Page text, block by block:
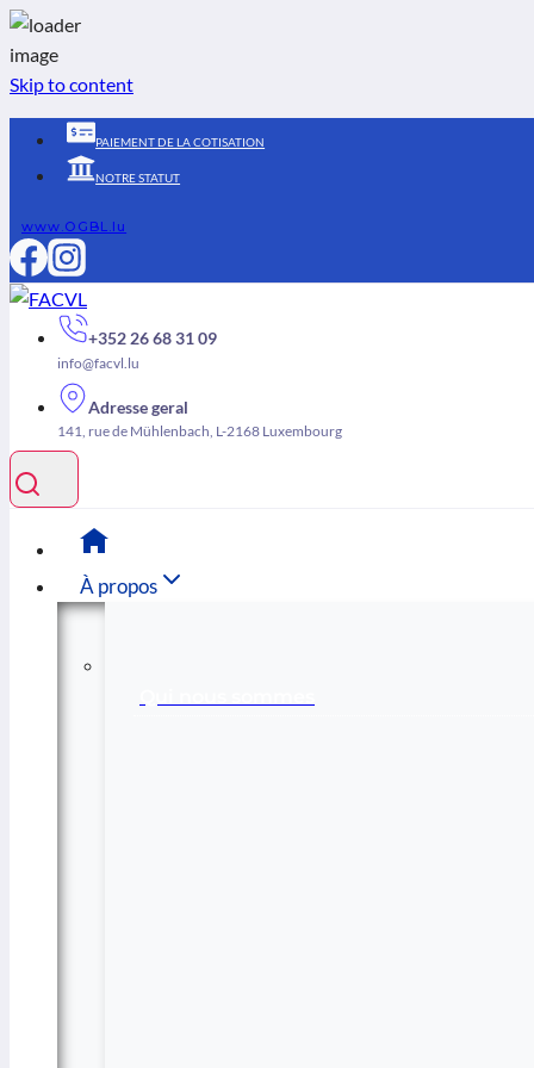
Skip to content
PAIEMENT DE LA COTISATION
NOTRE STATUT
www.OGBL.lu
+352 26 68 31 09
info@facvl.lu
Adresse geral
141, rue de Mühlenbach, L-2168 Luxembourg
À propos